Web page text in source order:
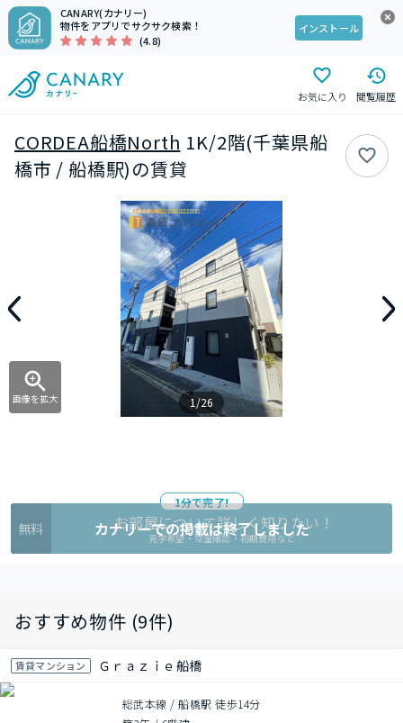
CANARY(カナリー)
物件をアプリでサクサク検索！
(4.8)
インストール
お気に入り 閲覧履歴
CORDEA船橋North 1K/2階(千葉県船
橋市 / 船橋駅)の賃貸
画像を拡大 1/26
1分で完了!
無料 お部屋について詳しく知りたい !
見学希望・空室確認・初期費用など
カナリーでの掲載は終了しました
おすすめ物件 (9件)
賃貸マンション Ｇｒａｚｉｅ船橋
総武本線 / 船橋駅 徒歩14分